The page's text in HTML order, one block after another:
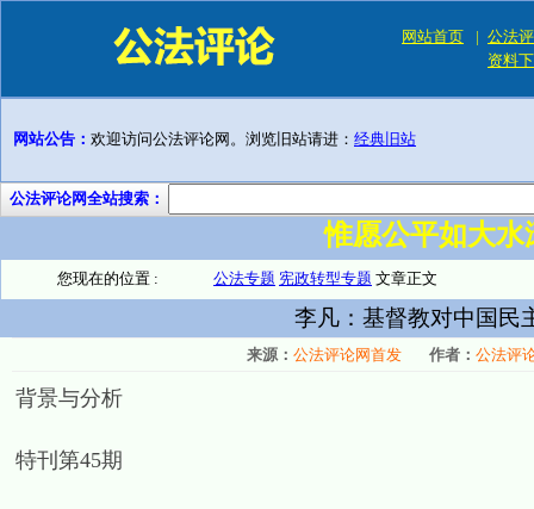
网站首页 | 公法
资料
网站公告： 欢迎访问公法评论网。浏览旧站请进： 经典旧站
公法评论网全站搜索：
惟愿公平如大
您现在的位置 : 公法专题 宪政转型专题 文章正文
李凡：基督教对中国
来源： 公法评论网首发 作者： 公法评
背景与分析
特刊第45期